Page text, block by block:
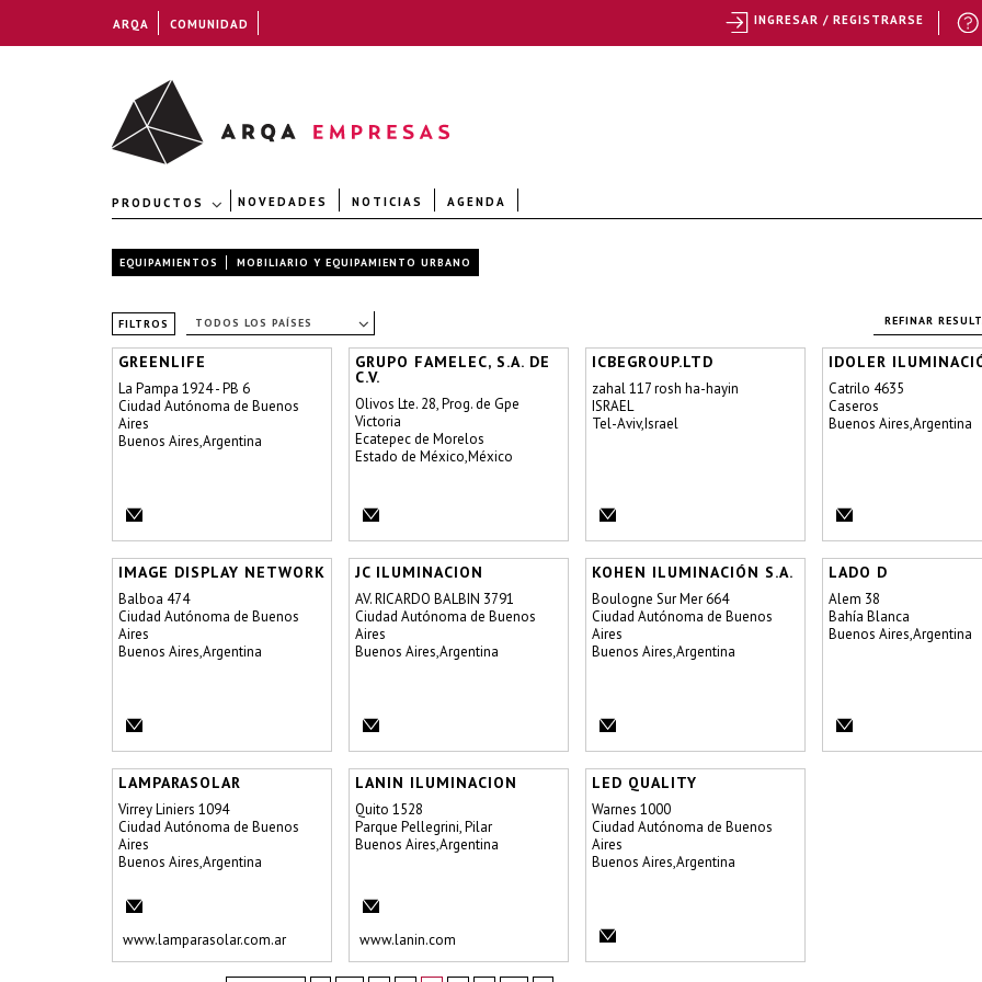
PRODUCTOS NOVEDADES NOTICIAS AGENDA
EQUIPAMIENTOS MOBILIARIO Y EQUIPAMIENTO URBANO
FILTROS TODOS LOS PAÍSES REFINAR
GREENLIFE
La Pampa 1924 - PB 6
Ciudad Autónoma de Buenos
Aires
Buenos Aires,Argentina
GRUPO FAMELEC, S.A. DE
C.V.
Olivos Lte. 28, Prog. de Gpe
Victoria
Ecatepec de Morelos
Estado de México,México
ICBEGROUP.LTD
zahal 117 rosh ha-hayin
ISRAEL
Tel-Aviv,Israel
IDOLER
Catrilo 4635
Caseros
Buenos Aires,Argentina
IMAGE DISPLAY NETWORK
Balboa 474
Ciudad Autónoma de Buenos
Aires
Buenos Aires,Argentina
JC ILUMINACION
AV. RICARDO BALBIN 3791
Ciudad Autónoma de Buenos
Aires
Buenos Aires,Argentina
KOHEN ILUMINACIÓN S.A.
Boulogne Sur Mer 664
Ciudad Autónoma de Buenos
Aires
Buenos Aires,Argentina
LADO D
Alem 38
Bahía Blanca
Buenos Aires,Argentina
LAMPARASOLAR
Virrey Liniers 1094
Ciudad Autónoma de Buenos
Aires
Buenos Aires,Argentina
www.lamparasolar.com.ar
LANIN ILUMINACION
Quito 1528
Parque Pellegrini, Pilar
Buenos Aires,Argentina
www.lanin.com
LED QUALITY
Warnes 1000
Ciudad Autónoma de Buenos
Aires
Buenos Aires,Argentina
ARQA COMUNIDAD INGRESAR / REGISTRARSE